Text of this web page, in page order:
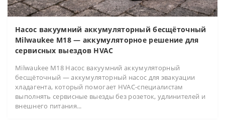
Насос вакуумний аккумуляторный бесщёточный
Milwaukee M18 — аккумуляторное решение для
сервисных выездов HVAC
Milwaukee M18 Насос вакуумний аккумуляторный
бесщёточный — аккумуляторный насос для эвакуации
хладагента, который помогает HVAC-специалистам
выполнять сервисные выезды без розеток, удлинителей и
внешнего питания...